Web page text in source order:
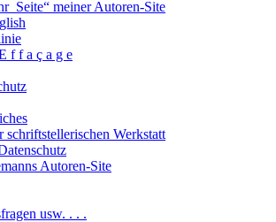
meiner Autoren-Site
f f a ç a g e
schriftstellerischen Werkstatt
Autoren-Site
usw. . . .